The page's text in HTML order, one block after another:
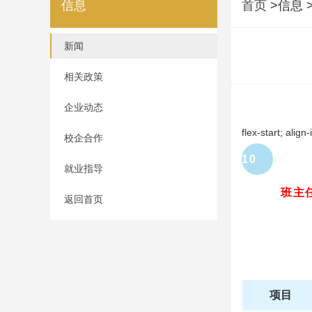
信息
新闻
相关政策
企业动态
校企合作
就业指导
返回首页
首页 >信息
flex-start;
10
班主
项目